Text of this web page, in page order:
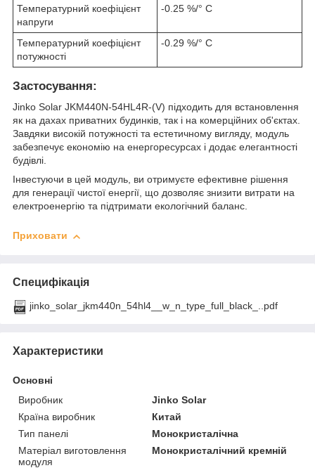
Температурний коефіцієнт
напруги
-0.25 %/° С
Температурний коефіцієнт
потужності
-0.29 %/° С
Застосування:
Jinko Solar JKM440N-54HL4R-(V) підходить для встановлення
як на дахах приватних будинків, так і на комерційних об'єктах.
Завдяки високій потужності та естетичному вигляду, модуль
забезпечує економію на енергоресурсах і додає елегантності
будівлі.
Інвестуючи в цей модуль, ви отримуєте ефективне рішення
для генерації чистої енергії, що дозволяє знизити витрати на
електроенергію та підтримати екологічний баланс.
Приховати
Специфікація
jinko_solar_jkm440n_54hl4__w_n_type_full_black_..pdf
Характеристики
Основні
Виробник
Jinko Solar
Країна виробник
Китай
Тип панелі
Монокристалічна
Матеріал виготовлення
модуля
Монокристалічний кремній